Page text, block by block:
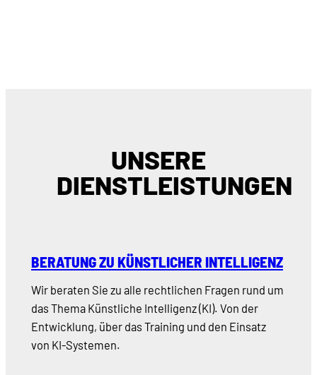
UNSERE
DIENSTLEISTUNGEN
BERATUNG ZU KÜNSTLICHER INTELLIGENZ
Wir beraten Sie zu alle rechtlichen Fragen rund um
das Thema Künstliche Intelligenz (KI). Von der
Entwicklung, über das Training und den Einsatz
von KI-Systemen.